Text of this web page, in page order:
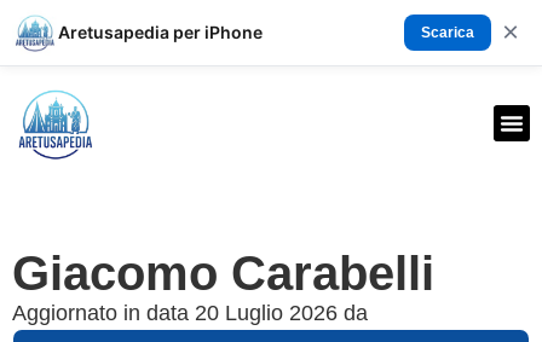
Aretusapedia per iPhone Scarica ×
Giacomo Carabelli
Aggiornato in data 20 Luglio 2026 da